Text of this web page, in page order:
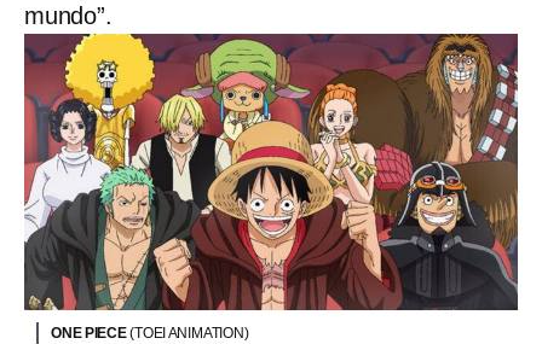
mundo”.
ONE PIECE(TOEI ANIMATION)